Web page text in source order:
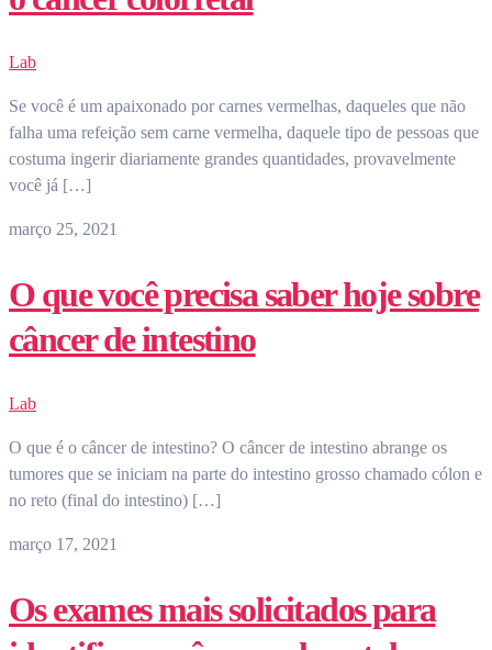
Lab
Se você é um apaixonado por carnes vermelhas, daqueles que não
falha uma refeição sem carne vermelha, daquele tipo de pessoas que
costuma ingerir diariamente grandes quantidades, provavelmente
você já […]
março 25, 2021
O que você precisa saber hoje sobre
câncer de intestino
Lab
O que é o câncer de intestino? O câncer de intestino abrange os
tumores que se iniciam na parte do intestino grosso chamado cólon e
no reto (final do intestino) […]
março 17, 2021
Os exames mais solicitados para